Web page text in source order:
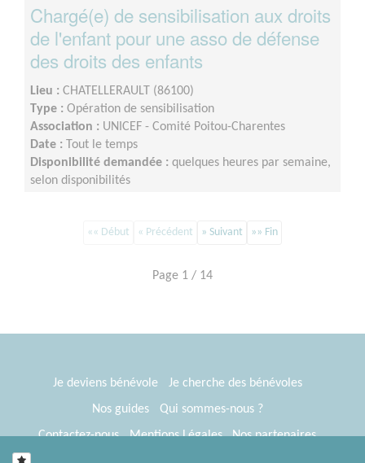
Chargé(e) de sensibilisation aux droits
de l'enfant pour une asso de défense
des droits des enfants
Lieu : CHATELLERAULT (86100)
Type : Opération de sensibilisation
Association : UNICEF - Comité Poitou-Charentes
Date :
Tout le temps
Disponibilité demandée : quelques heures par semaine,
selon disponibilités
«« Début « Précédent » Suivant »» Fin
Page 1 / 14
Je deviens bénévole
Je cherche des bénévoles
Nos guides
Qui sommes-nous ?
Contactez-nous
Mentions Légales
Nos partenaires